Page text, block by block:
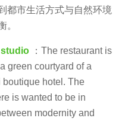
都市生活方式与自然环境
。
studio
：The restaurant is
green courtyard of a
boutique hotel. The
is wanted to be in
modernity and